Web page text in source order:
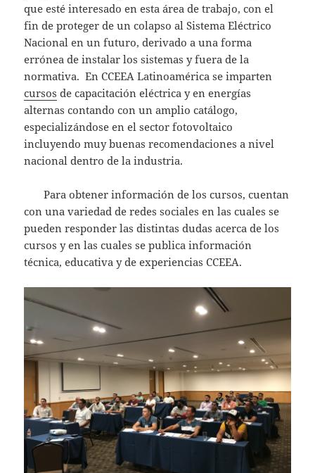
que esté interesado en esta área de trabajo, con el
fin de proteger de un colapso al Sistema Eléctrico
Nacional en un futuro, derivado a una forma
errónea de instalar los sistemas y fuera de la
normativa. En CCEEA Latinoamérica se imparten
cursos de capacitación eléctrica y en energías
alternas contando con un amplio catálogo,
especializándose en el sector fotovoltaico
incluyendo muy buenas recomendaciones a nivel
nacional dentro de la industria.
Para obtener información de los cursos, cuentan
con una variedad de redes sociales en las cuales se
pueden responder las distintas dudas acerca de los
cursos y en las cuales se publica información
técnica, educativa y de experiencias CCEEA.